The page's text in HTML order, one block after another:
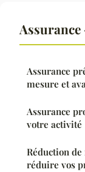
Assurance
mesure et
Assurance
votre activité
Réduction
réduire vos